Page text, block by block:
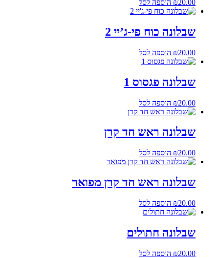
₪20.00 הוספה לסל
שבלונה כוח פי-ג’יי 2
₪20.00 הוספה לסל
שבלונה פגסוס 1
₪20.00 הוספה לסל
שבלונה ראש חד קרן
₪20.00 הוספה לסל
שבלונה ראש חד קרן מפואר
₪20.00 הוספה לסל
שבלונה חתולים
₪20.00 הוספה לסל